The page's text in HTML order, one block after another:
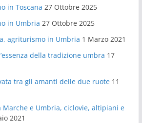
in Toscana 27 Ottobre 2025
in Umbria 27 Ottobre 2025
agriturismo in Umbria 1 Marzo 2021
della tradizione umbra 17
tra gli amanti delle due ruote 11
e Umbria, ciclovie, altipiani e
2021